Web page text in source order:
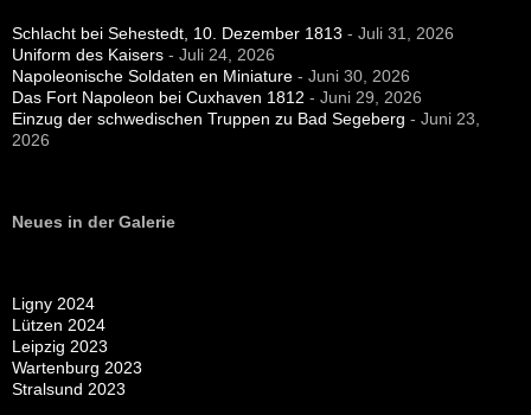
Schlacht bei Sehestedt, 10. Dezember 1813 - Juli 31, 2026
Uniform des Kaisers - Juli 24, 2026
Napoleonische Soldaten en Miniature - Juni 30, 2026
Das Fort Napoleon bei Cuxhaven 1812 - Juni 29, 2026
Einzug der schwedischen Truppen zu Bad Segeberg - Juni 23,
2026
Neues in der Galerie
Ligny 2024
Lützen 2024
Leipzig 2023
Wartenburg 2023
Stralsund 2023